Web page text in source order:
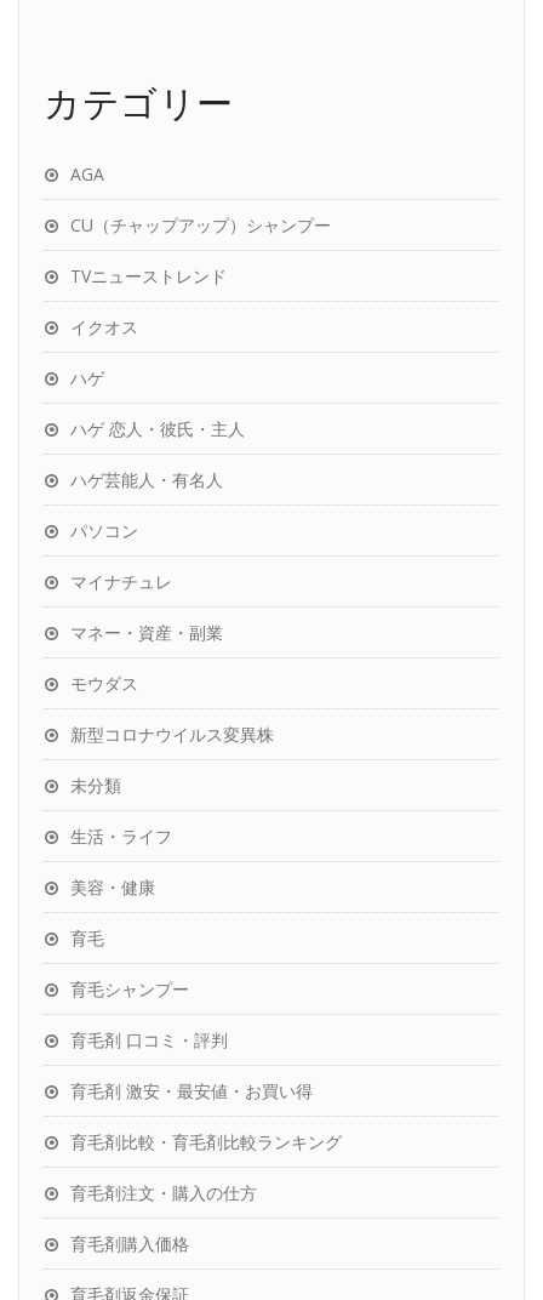
カテゴリー
AGA
CU（チャップアップ）シャンプー
TVニューストレンド
イクオス
ハゲ
ハゲ 恋人・彼氏・主人
ハゲ芸能人・有名人
パソコン
マイナチュレ
マネー・資産・副業
モウダス
新型コロナウイルス変異株
未分類
生活・ライフ
美容・健康
育毛
育毛シャンプー
育毛剤 口コミ・評判
育毛剤 激安・最安値・お買い得
育毛剤比較・育毛剤比較ランキング
育毛剤注文・購入の仕方
育毛剤購入価格
育毛剤返金保証